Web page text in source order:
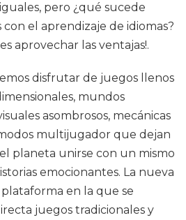
pero ¿qué sucede
el aprendizaje de idiomas?
aprovechar las ventajas!.
disfrutar de juegos llenos
mundos
asombrosos, mecánicas
multijugador que dejan
planeta unirse con un mismo
emocionantes. La nueva
en la que se
juegos tradicionales y